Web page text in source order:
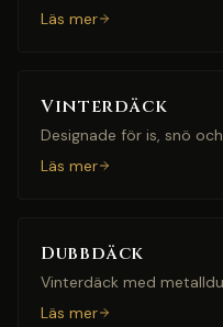
Läs mer
Vinterdäck
Designade för is, snö
Läs mer
Dubbdäck
Vinterdäck med
Läs mer